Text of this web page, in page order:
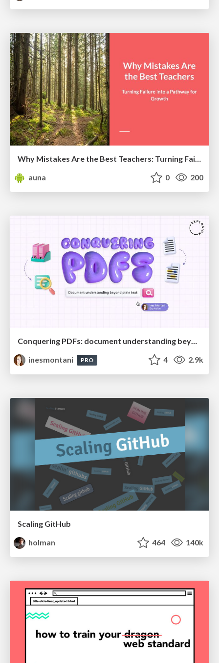
Why Mistakes Are the Best Teachers: Turning Failure into a Pathway for Growth
auna
0 200
Conquering PDFs: document understanding beyond plain text
inesmontani
PRO 4 2.9k
Scaling GitHub
holman
464 140k